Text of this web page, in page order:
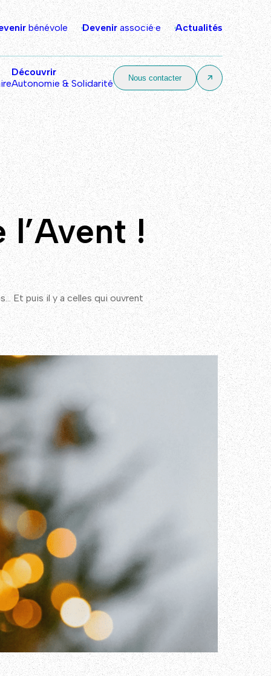
bénévole Devenirassocié·e Actualités
Découvrir
Autonomie & Solidarité
Nous contacter
!
Et puis il y a celles qui ouvrent